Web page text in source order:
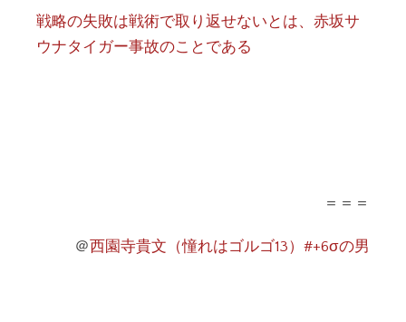
戦略の失敗は戦術で取り返せないとは、赤坂サ
ウナタイガー事故のことである
＝＝＝
＠西園寺貴文（憧れはゴルゴ13）#+6σの男